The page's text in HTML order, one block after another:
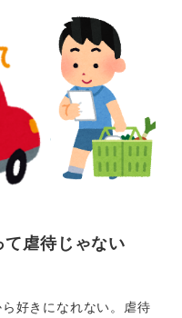
て虐待じゃない
好きになれない。虐待